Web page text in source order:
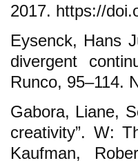
2017. https://
Eysenck, Hans
divergent
Runco, 95–114.
Gabora, Liane,
creativity”. W:
Kaufman,